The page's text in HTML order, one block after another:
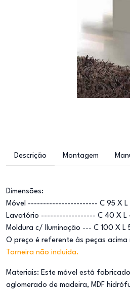
Descrição Montagem
Dimensões:
Móvel ----------------------- C 95 X L
Lavatório ------------------ C 40 X L
Moldura c/ Iluminação --- C 100 X L
O preço é referente às peças acima
Torneira não incluída.
Materiais: Este móvel está
aglomerado de madeira, MDF